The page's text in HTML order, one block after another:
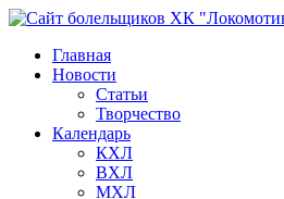
Главная
Новости
Статьи
Творчество
Календарь
КХЛ
ВХЛ
МХЛ